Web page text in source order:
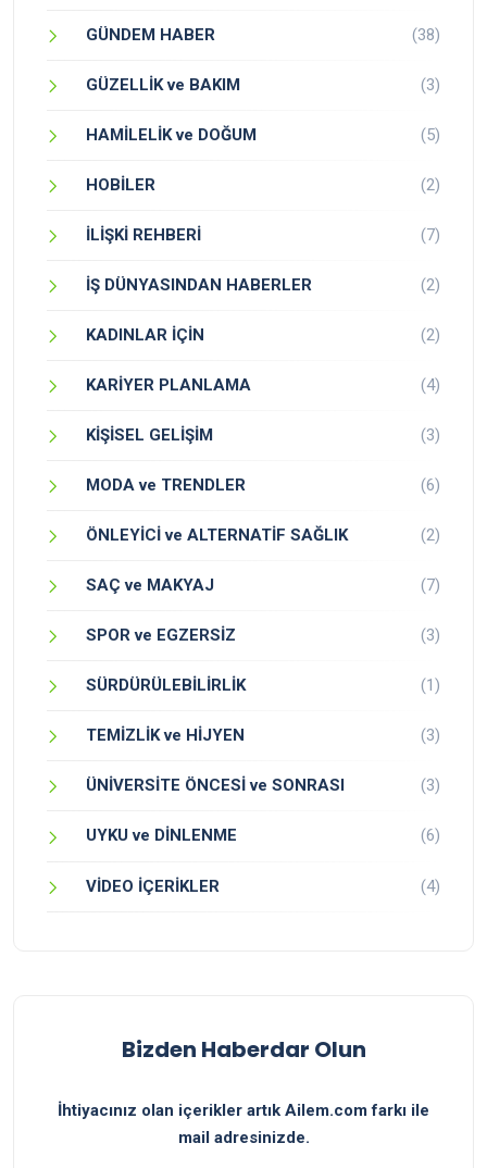
GÜNDEM HABER (38)
GÜZELLİK ve BAKIM (3)
HAMİLELİK ve DOĞUM (5)
HOBİLER (2)
İLİŞKİ REHBERİ (7)
İŞ DÜNYASINDAN HABERLER (2)
KADINLAR İÇİN (2)
KARİYER PLANLAMA (4)
KİŞİSEL GELİŞİM (3)
MODA ve TRENDLER (6)
ÖNLEYİCİ ve ALTERNATİF SAĞLIK (2)
SAÇ ve MAKYAJ (7)
SPOR ve EGZERSİZ (3)
SÜRDÜRÜLEBİLİRLİK (1)
TEMİZLİK ve HİJYEN (3)
ÜNİVERSİTE ÖNCESİ ve SONRASI (3)
UYKU ve DİNLENME (6)
VİDEO İÇERİKLER (4)
Bizden Haberdar Olun
İhtiyacınız olan içerikler artık Ailem.com farkı ile
mail adresinizde.